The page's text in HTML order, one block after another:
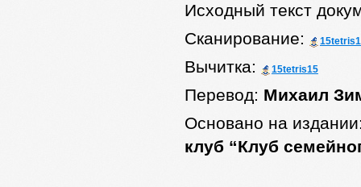
Исходный текст
Сканирование:
Вычитка: 15tetris15
Перевод: Михаил
Основано на
клуб “Клуб